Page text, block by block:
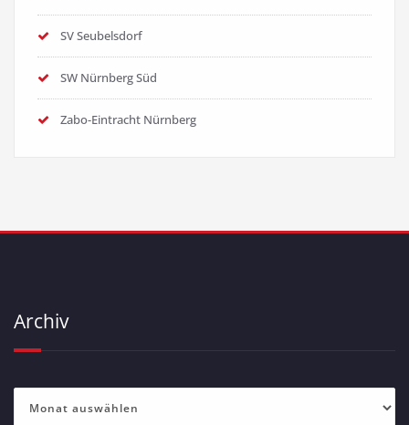
SV Seubelsdorf
SW Nürnberg Süd
Zabo-Eintracht Nürnberg
Archiv